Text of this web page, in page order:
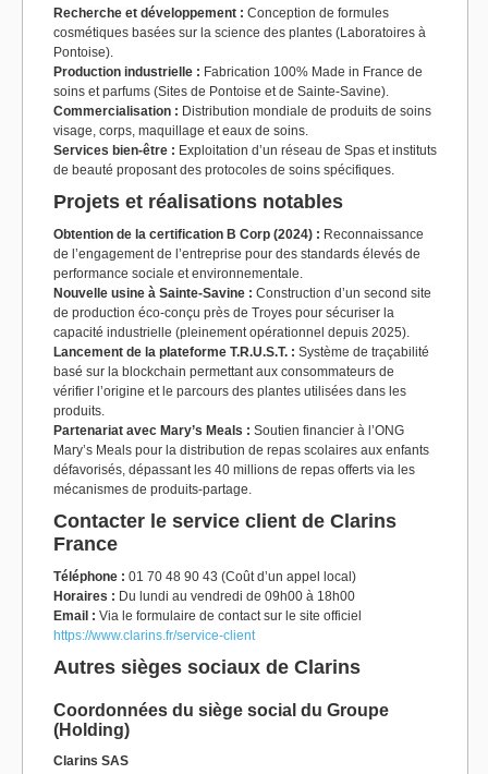
Recherche et développement : Conception de formules
cosmétiques basées sur la science des plantes (Laboratoires à
Pontoise).
Production industrielle : Fabrication 100% Made in France de
soins et parfums (Sites de Pontoise et de Sainte-Savine).
Commercialisation : Distribution mondiale de produits de soins
visage, corps, maquillage et eaux de soins.
Services bien-être : Exploitation d’un réseau de Spas et instituts
de beauté proposant des protocoles de soins spécifiques.
Projets et réalisations notables
Obtention de la certification B Corp (2024) : Reconnaissance
de l’engagement de l’entreprise pour des standards élevés de
performance sociale et environnementale.
Nouvelle usine à Sainte-Savine : Construction d’un second site
de production éco-conçu près de Troyes pour sécuriser la
capacité industrielle (pleinement opérationnel depuis 2025).
Lancement de la plateforme T.R.U.S.T. : Système de traçabilité
basé sur la blockchain permettant aux consommateurs de
vérifier l’origine et le parcours des plantes utilisées dans les
produits.
Partenariat avec Mary’s Meals : Soutien financier à l’ONG
Mary’s Meals pour la distribution de repas scolaires aux enfants
défavorisés, dépassant les 40 millions de repas offerts via les
mécanismes de produits-partage.
Contacter le service client de Clarins
France
Téléphone : 01 70 48 90 43 (Coût d’un appel local)
Horaires : Du lundi au vendredi de 09h00 à 18h00
Email : Via le formulaire de contact sur le site officiel
https://www.clarins.fr/service-client
Autres sièges sociaux de Clarins
Coordonnées du siège social du Groupe
(Holding)
Clarins SAS